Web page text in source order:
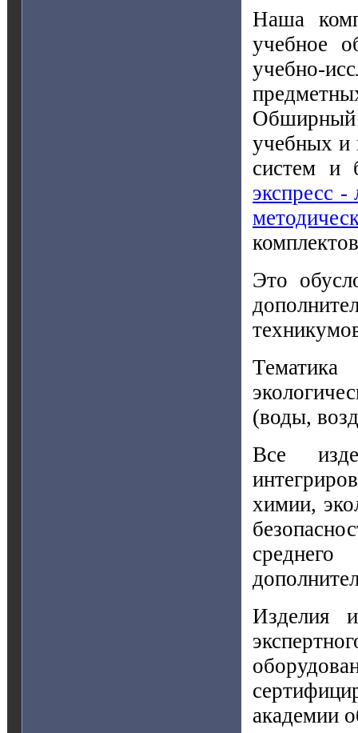
Наша
учебное
учебно-
Обширный
учебных и
систем и
экспресс -
Это
(воды,
Все
химии,
Изделия
академии